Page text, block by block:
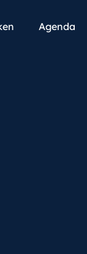
Agenda